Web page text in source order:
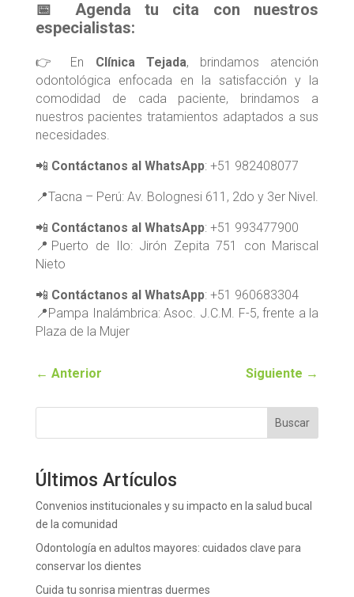
📅 Agenda tu cita con nuestros
especialistas:
👉 En Clínica Tejada, brindamos atención
odontológica enfocada en la satisfacción y la
comodidad de cada paciente, brindamos a
nuestros pacientes tratamientos adaptados a sus
necesidades.
📲 Contáctanos al WhatsApp: +51 982408077
📍Tacna – Perú: Av. Bolognesi 611, 2do y 3er Nivel.
📲 Contáctanos al WhatsApp: +51 993477900
📍Puerto de Ilo: Jirón Zepita 751 con Mariscal
Nieto
📲 Contáctanos al WhatsApp: +51 960683304
📍Pampa Inalámbrica: Asoc. J.C.M. F-5, frente a la
Plaza de la Mujer
← Anterior Siguiente →
Buscar
Últimos Artículos
Convenios institucionales y su impacto en la salud bucal
de la comunidad
Odontología en adultos mayores: cuidados clave para
conservar los dientes
Cuida tu sonrisa mientras duermes